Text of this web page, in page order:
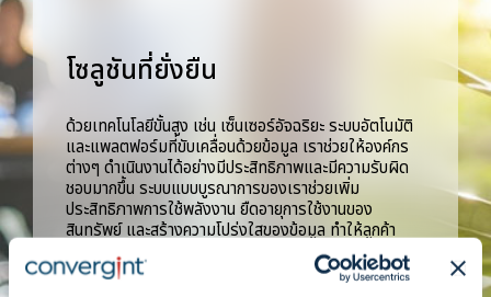
โซลูชันที่ยั่งยืน
ด้วยเทคโนโลยีขั้นสูง เช่น เซ็นเซอร์อัจฉริยะ ระบบอัตโนมัติ
และแพลตฟอร์มที่ขับเคลื่อนด้วยข้อมูล เราช่วยให้องค์กร
ต่างๆ ดำเนินงานได้อย่างมีประสิทธิภาพและมีความรับผิด
ชอบมากขึ้น ระบบแบบบูรณาการของเราช่วยเพิ่ม
ประสิทธิภาพการใช้พลังงาน ยืดอายุการใช้งานของ
สินทรัพย์ และสร้างความโปร่งใสของข้อมูล ทำให้ลูกค้า
สามารถบรรลุเป้าหมายด้านความยั่งยืนได้โดยไม่ลดทอน
ความปลอดภัยหรือประสิทธิภาพการทำงาน